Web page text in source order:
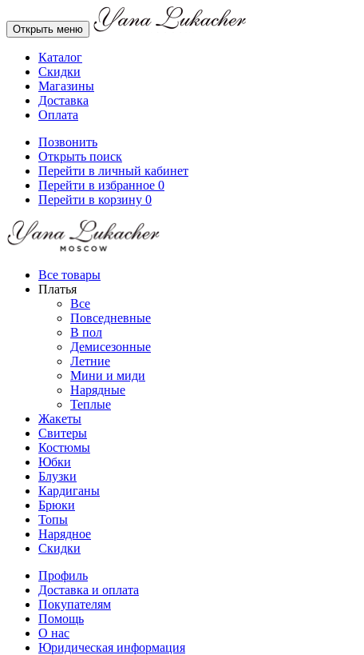
Открыть меню
Каталог
Скидки
Магазины
Доставка
Оплата
Позвонить
Открыть поиск
Перейти в личный кабинет
Перейти в избранное 0
Перейти в корзину 0
Все товары
Платья
Все
Повседневные
В пол
Демисезонные
Летние
Мини и миди
Нарядные
Теплые
Жакеты
Свитеры
Костюмы
Юбки
Блузки
Кардиганы
Брюки
Топы
Нарядное
Скидки
Профиль
Доставка и оплата
Покупателям
Помощь
О нас
Юридическая информация